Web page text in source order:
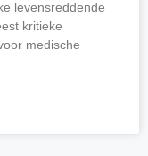
levensreddende
kritieke
medische